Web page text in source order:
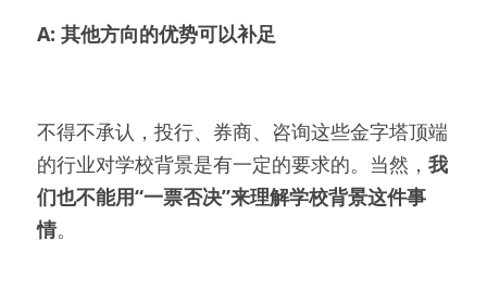
A: 其他方向的优势可以补足
不得不承认，投行、券商、咨询这些金字塔顶端
的行业对学校背景是有一定的要求的。当然， 我
们也不能用“一票否决”来理解学校背景这件事
情。